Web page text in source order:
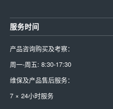
服务时间
产品咨询购买及考察：
周一-周五: 8:30-17:30
维保及产品售后服务：
7 × 24小时服务